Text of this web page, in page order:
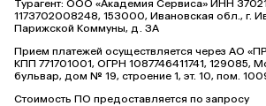
Турагент: ООО «Академия Сервиса» ИНН
1173702008248, 153000, Ивановская обл., г.
Парижской Коммуны, д. ЗА
Прием платежей осуществляется через АО
КПП 771701001, ОГРН 1087746411741, 129085,
бульвар, дом № 19, строение 1, эт. 10, пом.
Стоимость ПО предоставляется по запросу